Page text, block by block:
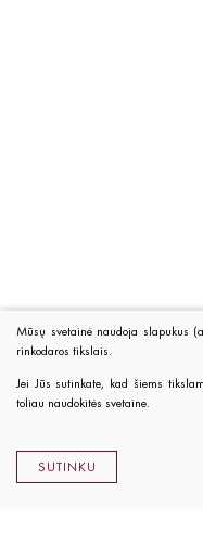
Mūsų svetainė naudoja slapukus
rinkodaros tikslais.
Jei Jūs sutinkate, kad šiems
toliau naudokitės svetaine.
SUTINKU